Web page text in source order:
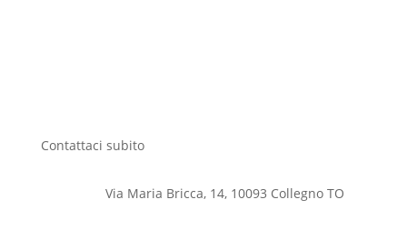
Contattaci subito
Via Maria Bricca, 14, 10093 Collegno TO